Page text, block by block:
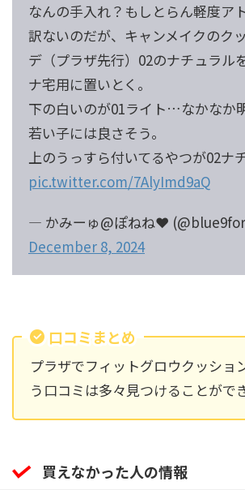
なんの手入れ？もしとらん軽度ア
訳ないのだが、キャンメイクのク
デ（プラザ先行）02のナチュラル
ナ宅用に置いとく。
下の白いのが01ライト…なかなか
若い子には良さそう。
上のうっすら付いてるやつが02ナ
pic.twitter.com/7AlyImd9aQ
— かみーゅ@ぽねね❤︎
December 8, 2024
口コミまとめ
プラザでフィットグロウクッショ
う口コミは多々見つけることがで
買えなかった人の情報